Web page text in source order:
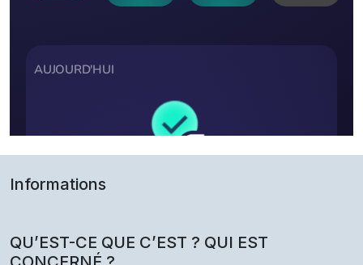
Informations
QU’EST-CE QUE C’EST ? QUI EST